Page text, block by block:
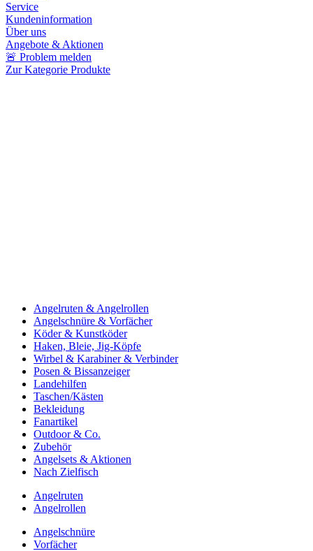
Service
Kundeninformation
Über uns
Angebote & Aktionen
🚨 Problem melden
Zur Kategorie Produkte
Angelruten & Angelrollen
Angelschnüre & Vorfächer
Köder & Kunstköder
Haken, Bleie, Jig-Köpfe
Wirbel & Karabiner & Verbinder
Posen & Bissanzeiger
Landehilfen
Taschen/Kästen
Bekleidung
Fanartikel
Outdoor & Co.
Zubehör
Angelsets & Aktionen
Nach Zielfisch
Angelruten
Angelrollen
Angelschnüre
Vorfächer